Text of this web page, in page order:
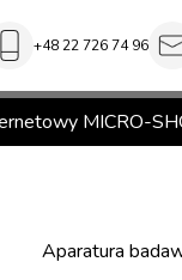
+48 22 726 74 96
MICRO-
Aparatura